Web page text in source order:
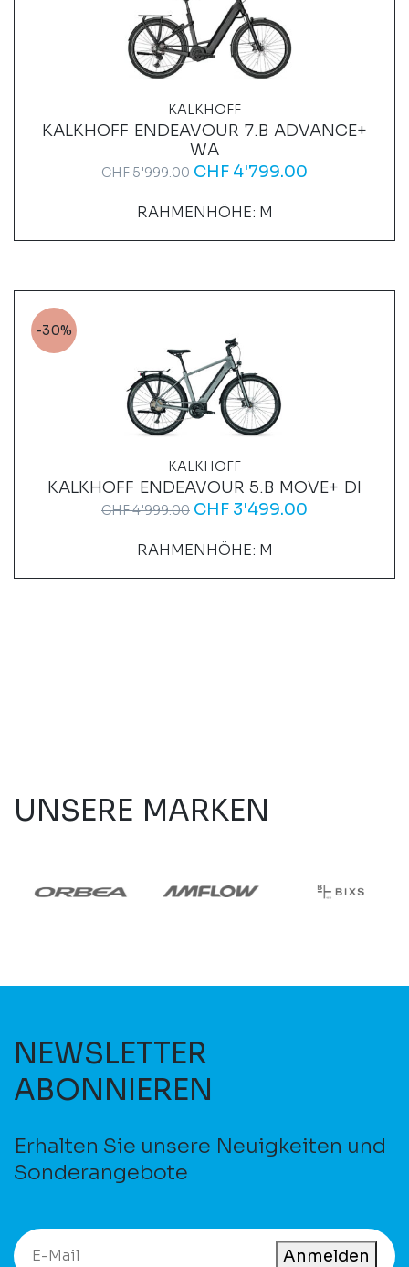
KALKHOFF
KALKHOFF ENDEAVOUR 7.B ADVANCE+
WA
CHF5'999.00 CHF 4'799.00
RAHMENHÖHE: M
-30%
KALKHOFF
KALKHOFF ENDEAVOUR 5.B MOVE+ DI
CHF4'999.00 CHF 3'499.00
RAHMENHÖHE: M
UNSERE MARKEN
NEWSLETTER
ABONNIEREN
Erhalten Sie unsere Neuigkeiten und
Sonderangebote
Anmelden